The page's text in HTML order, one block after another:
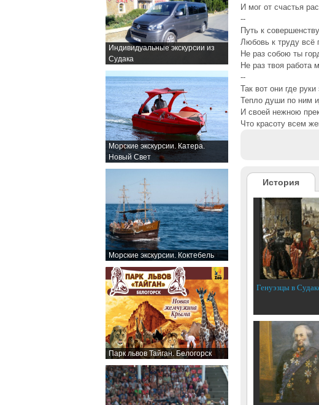
Индивидуальные экскурсии из
Судака
Морские экскурсии. Катера.
Новый Свет
Морские экскурсии. Коктебель
Парк львов Тайган. Белогорск
И мог от счастья
--
Путь к
Любовь к труду всё
Не раз собою ты
Не раз твоя работа
--
Так вот они где
Тепло души по ним
И своей нежною
Что красоту всем
История
Генуэзцы в